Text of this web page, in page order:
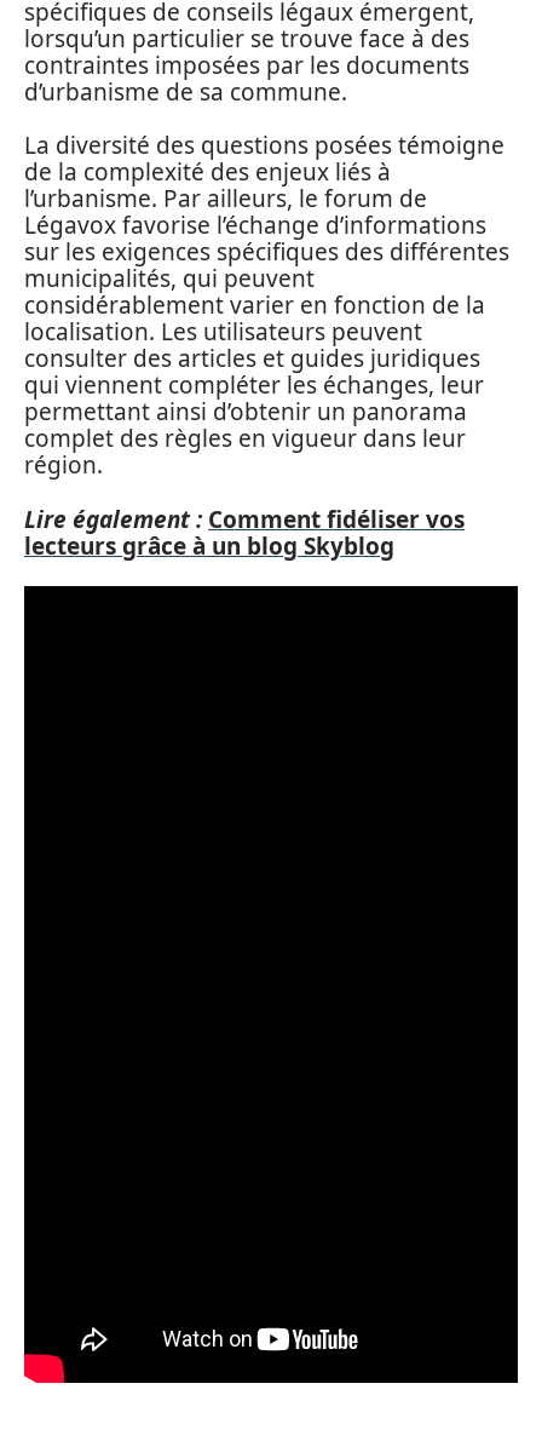
spécifiques de conseils légaux émergent,
lorsqu’un particulier se trouve face à des
contraintes imposées par les documents
d’urbanisme de sa commune.
La diversité des questions posées témoigne
de la complexité des enjeux liés à
l’urbanisme. Par ailleurs, le forum de
Légavox favorise l’échange d’informations
sur les exigences spécifiques des différentes
municipalités, qui peuvent
considérablement varier en fonction de la
localisation. Les utilisateurs peuvent
consulter des articles et guides juridiques
qui viennent compléter les échanges, leur
permettant ainsi d’obtenir un panorama
complet des règles en vigueur dans leur
région.
Lire également : Comment fidéliser vos
lecteurs grâce à un blog Skyblog